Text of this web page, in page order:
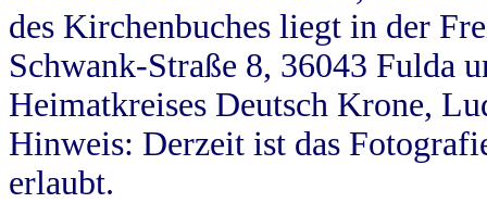
des Kirchenbuches liegt in der
Schwank-Straße 8, 36043 Fulda
Heimatkreises Deutsch Krone,
Hinweis: Derzeit ist das
erlaubt.